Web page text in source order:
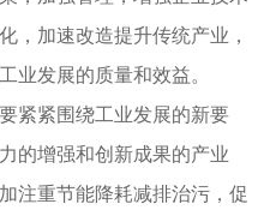
，加速改造提升传统产业，
业发展的质量和效益。
紧围绕工业发展的新要
的增强和创新成果的产业
注重节能降耗减排治污，促